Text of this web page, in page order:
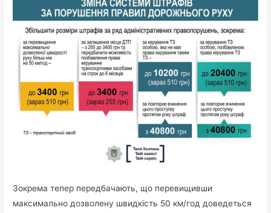
Зокрема тепер передбачають, що перевищивши
максимально дозволену швидкість 50 км/год доведеться